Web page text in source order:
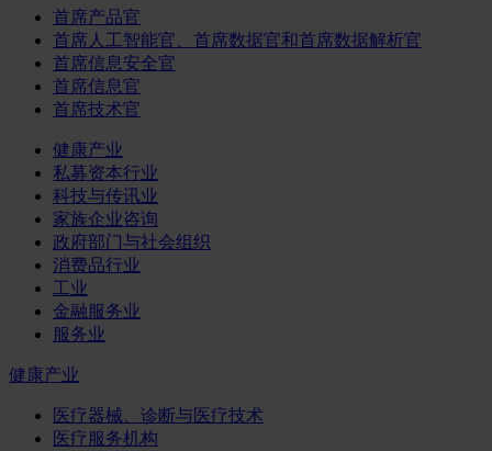
首席产品官
首席人工智能官、首席数据官和首席数据解析官
首席信息安全官
首席信息官
首席技术官
健康产业
私募资本行业
科技与传讯业
家族企业咨询
政府部门与社会组织
消费品行业
工业
金融服务业
服务业
健康产业
医疗器械、诊断与医疗技术
医疗服务机构